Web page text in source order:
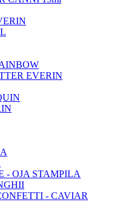
EVERIN
- OJA STAMPILA
- CAVIAR